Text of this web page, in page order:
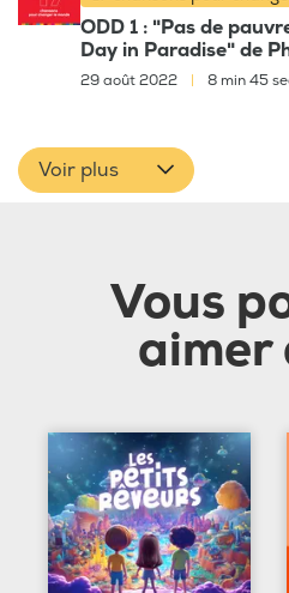
ODD 1 : "Pas de
Day in Paradise" de
29 août 2022 | 8 min 45
Voir plus
Vous
aimer